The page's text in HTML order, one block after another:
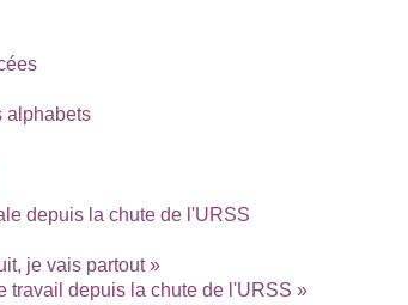
alphabets
depuis la chute de l'URSS
je vais partout »
travail depuis la chute de l'URSS »